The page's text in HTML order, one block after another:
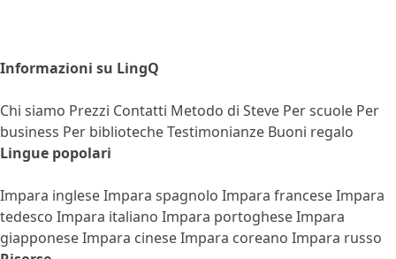
Informazioni su LingQ
Chi siamo Prezzi Contatti Metodo di Steve Per scuole Per
business Per bibliotecheTestimonianze Buoni regalo
Lingue popolari
Impara ingleseImpara spagnolo Impara franceseImpara
tedesco Impara italiano Impara portogheseImpara
giapponeseImpara cineseImpara coreano Impara russo